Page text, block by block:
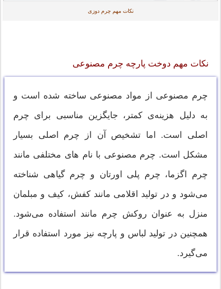
نکات مهم چرم دوزی
نکات مهم دوخت پارچه چرم مصنوعی
چرم مصنوعی از مواد مصنوعی ساخته شده است و
به دلیل هزینه‌ی کمتر، جایگزین مناسبی برای چرم
اصلی است. اما تشخیص آن از چرم اصلی بسیار
مشکل است. چرم مصنوعی با نام های مختلفی مانند
چرم اگزما، چرم پلی اورتان و چرم گیاهی شناخته
می‌شود و در تولید اقلامی مانند کفش، کیف و مبلمان
منزل به عنوان روکش چرم مانند استفاده می‌شود.
همچنین در تولید لباس و پارچه نیز مورد استفاده قرار
می‌گیرد.